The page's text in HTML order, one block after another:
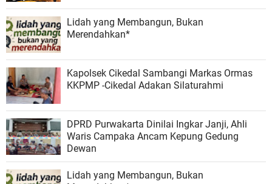
Lidah yang Membangun, Bukan
Merendahkan*
Kapolsek Cikedal Sambangi Markas Ormas
KKPMP -Cikedal Adakan Silaturahmi
DPRD Purwakarta Dinilai Ingkar Janji, Ahli
Waris Campaka Ancam Kepung Gedung
Dewan
Lidah yang Membangun, Bukan